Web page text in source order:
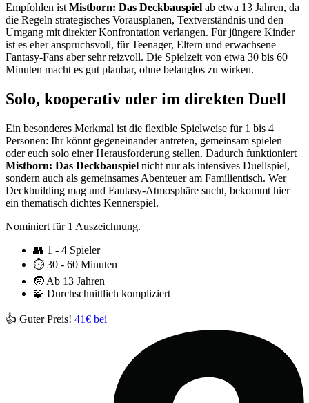
Empfohlen ist Mistborn: Das Deckbauspiel ab etwa 13 Jahren, da
die Regeln strategisches Vorausplanen, Textverständnis und den
Umgang mit direkter Konfrontation verlangen. Für jüngere Kinder
ist es eher anspruchsvoll, für Teenager, Eltern und erwachsene
Fantasy-Fans aber sehr reizvoll. Die Spielzeit von etwa 30 bis 60
Minuten macht es gut planbar, ohne belanglos zu wirken.
Solo, kooperativ oder im direkten Duell
Ein besonderes Merkmal ist die flexible Spielweise für 1 bis 4
Personen: Ihr könnt gegeneinander antreten, gemeinsam spielen
oder euch solo einer Herausforderung stellen. Dadurch funktioniert
Mistborn: Das Deckbauspiel nicht nur als intensives Duellspiel,
sondern auch als gemeinsames Abenteuer am Familientisch. Wer
Deckbuilding mag und Fantasy-Atmosphäre sucht, bekommt hier
ein thematisch dichtes Kennerspiel.
Nominiert für 1 Auszeichnung.
👥 1 - 4 Spieler
⏱️ 30 - 60 Minuten
🧒 Ab 13 Jahren
🧩 Durchschnittlich kompliziert
👍 Guter Preis! 41€ bei